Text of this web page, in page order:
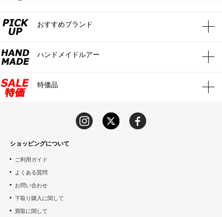
おすすめブランド
ハンドメイドルアー
特価品
ショッピングについて
ご利用ガイド
よくある質問
お問い合わせ
下取り購入に関して
買取に関して